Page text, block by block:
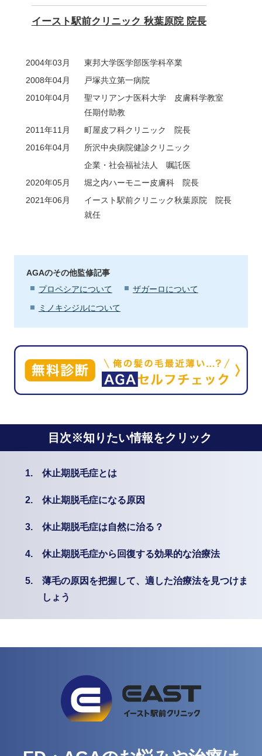
イースト駅前クリニック 秋葉原院 院長
2004年03月
東邦大学医学部医学科卒業
2008年04月
戸塚共立第一病院
2010年04月
聖マリアンナ医科大学 皮膚科学教室
任期付助教
2011年11月
町屋皮フ科クリニック 院長
2016年04月
所沢中央病院健診クリニック
企業・社会福祉法人 嘱託医
2020年05月
堀之内ハーモニー皮膚科 院長
2021年06月
イースト駅前クリニック秋葉原院 院長
就任
AGAのその他監修記事
プロペシアについて
ザガーロについて
ミノキシジルについて
目次※知りたい情報をクリック
1. 休止期脱毛症とは
2. 休止期脱毛症になる原因
3. 休止期脱毛症は自然に治る？
4. 休止期脱毛症から回復する効果的な治療法
5.
薄毛の原因を把握して、適した治療法を見つけま
しょう